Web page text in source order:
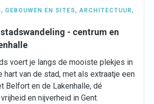
, GEBOUWEN EN SITES, ARCHITECTUUR ,
- centrum en
voert je langs de mooiste plekjes in
hart van de stad, met als extraatje een
Belfort en de Lakenhalle, dé
en nijverheid in Gent.